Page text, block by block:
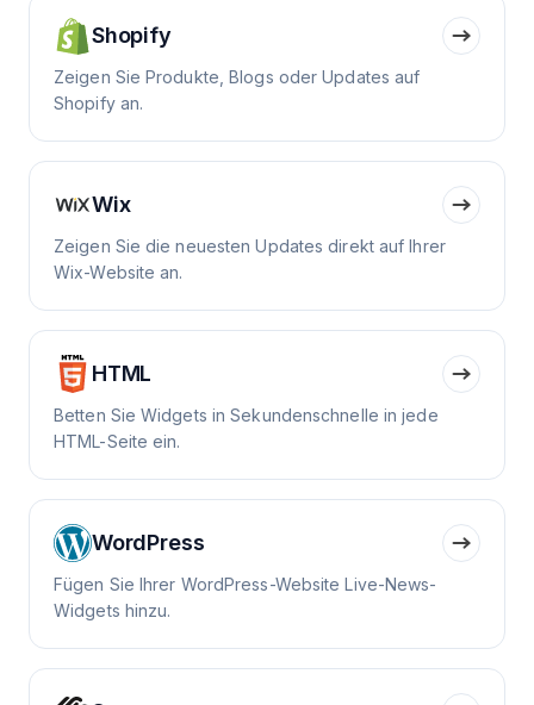
Shopify
Zeigen Sie Produkte, Blogs oder Updates auf
Shopify an.
Wix
Zeigen Sie die neuesten Updates direkt auf Ihrer
Wix-Website an.
HTML
Betten Sie Widgets in Sekundenschnelle in jede
HTML-Seite ein.
WordPress
Fügen Sie Ihrer WordPress-Website Live-News-
Widgets hinzu.